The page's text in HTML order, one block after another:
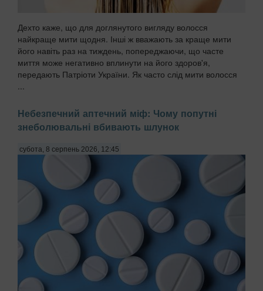
Дехто каже, що для доглянутого вигляду волосся
найкраще мити щодня. Інші ж вважають за краще мити
його навіть раз на тиждень, попереджаючи, що часте
миття може негативно вплинути на його здоров'я,
передають Патріоти України. Як часто слід мити волосся
Небезпечний аптечний міф: Чому попутні
знеболювальні вбивають шлунок
субота, 8 серпень 2026, 12:45